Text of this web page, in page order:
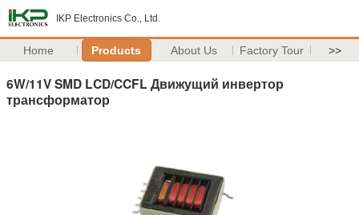
IKP Electronics Co., Ltd.
Home Products About Us Factory Tour >>
6W/11V SMD LCD/CCFL Движущий инвертор
трансформатор